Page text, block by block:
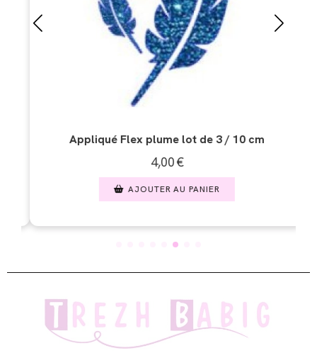
Appliqué Flex attrape rêve 2 / 15 cm
6,00
AJOUTER AU PANIER